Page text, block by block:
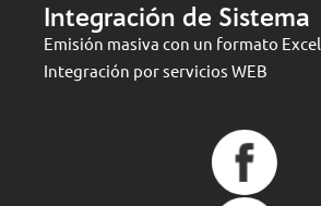
Integración de Sistema
Emisión masiva con un formato Excel
Integración por servicios WEB